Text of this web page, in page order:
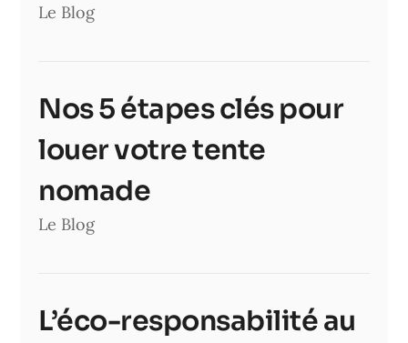
Le Blog
Nos 5 étapes clés pour
louer votre tente
nomade
Le Blog
L’éco-responsabilité au